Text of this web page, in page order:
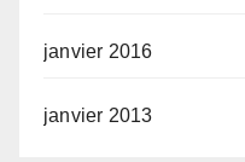
janvier 2016
janvier 2013